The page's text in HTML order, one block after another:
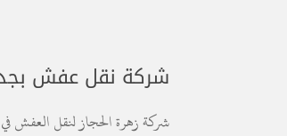
شركة نقل عفش بجدة حي
شركة زهرة الحجاز لنقل العفش